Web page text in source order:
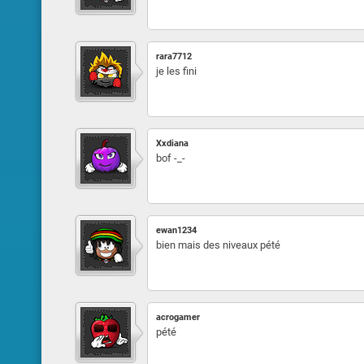
rara7712
je les fini
Xxdiana
bof -_-
ewan1234
bien mais des niveaux pété
acrogamer
pété